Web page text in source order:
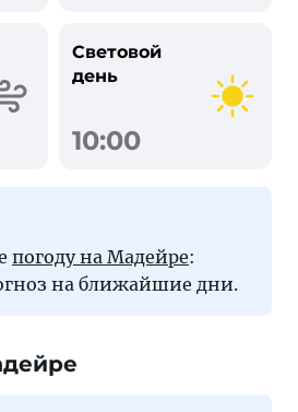
Световой
день
10:00
погоду на Мадейре:
на ближайшие дни.